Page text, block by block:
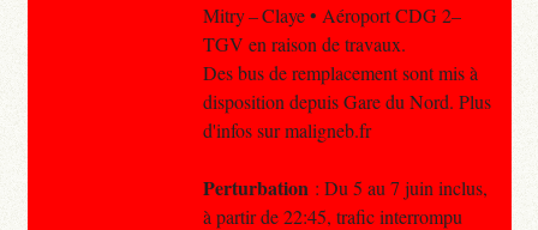
Mitry – Claye • Aéroport CDG 2–
TGV en raison de travaux.
Des bus de remplacement sont mis à
disposition depuis Gare du Nord. Plus
d'infos sur maligneb.fr
Perturbation : Du 5 au 7 juin inclus,
à partir de 22:45, trafic interrompu